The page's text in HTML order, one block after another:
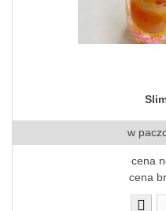
w
cena
cena